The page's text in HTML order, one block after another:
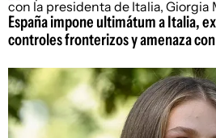
España impone ultimátum a Italia,
controles fronterizos y amenaza